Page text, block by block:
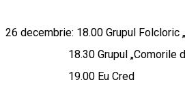
26 decembrie: 18.00 Grupul Folcloric
18.30 Grupul „Comorile din
19.00 Eu Cred